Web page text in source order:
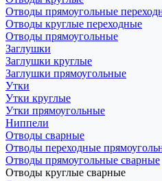
Отводы прямоугольные
Отводы круглые переходные
Отводы прямоугольные
Заглушки
Заглушки круглые
Заглушки прямоугольные
Утки
Утки круглые
Утки прямоугольные
Ниппели
Отводы сварные
Отводы переходные
Отводы прямоугольные сварные
Отводы круглые сварные